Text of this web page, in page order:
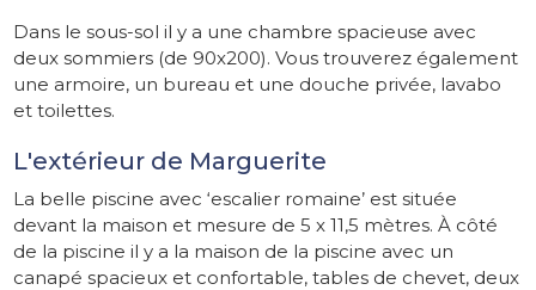
Dans le sous-sol il y a une chambre spacieuse avec
deux sommiers (de 90x200). Vous trouverez également
une armoire, un bureau et une douche privée, lavabo
et toilettes.
L'extérieur de Marguerite
La belle piscine avec ‘escalier romaine’ est située
devant la maison et mesure de 5 x 11,5 mètres. À côté
de la piscine il y a la maison de la piscine avec un
canapé spacieux et confortable, tables de chevet, deux